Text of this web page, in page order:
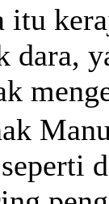
itu
dara,